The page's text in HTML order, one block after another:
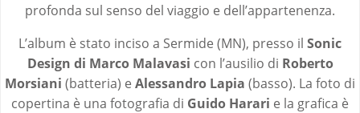
profonda sul senso del viaggio e dell’appartenenza.
L’album è stato inciso a Sermide (MN), presso il Sonic
Design di Marco Malavasi con l’ausilio di Roberto
Morsiani (batteria) e Alessandro Lapia (basso). La foto di
copertina è una fotografia di Guido Harari e la grafica è